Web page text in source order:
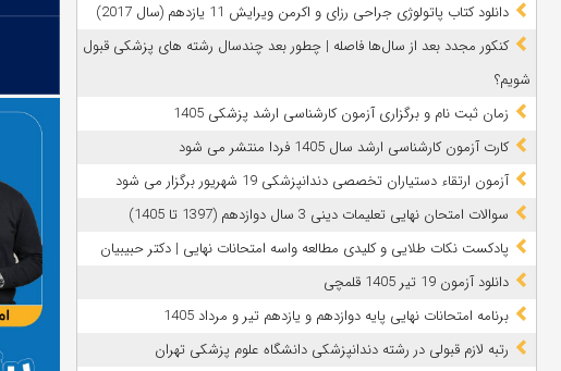
دانلود کتاب پاتولوژی جراحی رزای و اکرمن ویرایش 11 یازدهم (سال 2017)
کنکور مجدد بعد از سال‌ها فاصله | چطور بعد چندسال رشته‌ های پزشکی قبول
شویم؟
زمان ثبت نام و برگزاری آزمون کارشناسی ارشد پزشکی 1405
کارت آزمون کارشناسی ارشد سال 1405 فردا منتشر می شود
آزمون ارتقاء دستیاران تخصصی دندانپزشکی 19 شهریور برگزار می شود
سوالات امتحان نهایی تعلیمات دینی 3 سال دوازدهم (1397 تا 1405)
پادکست نکات طلایی و کلیدی مطالعه واسه امتحانات نهایی | دکتر حبیبیان
دانلود آزمون 19 تیر 1405 قلمچی
برنامه امتحانات نهایی پایه دوازدهم و یازدهم تیر و مرداد 1405
رتبه لازم قبولی در رشته دندانپزشکی دانشگاه علوم پزشکی تهران